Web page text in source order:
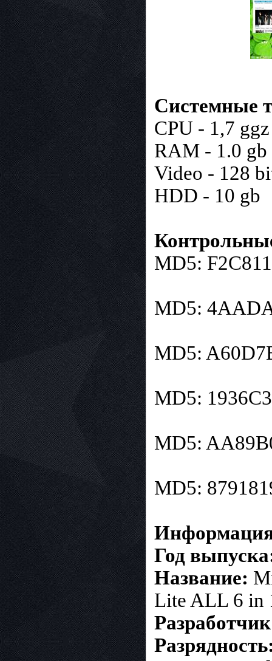
Системные
CPU - 1,7 ggz
RAM - 1.0 gb
Video - 128
HDD - 10 gb
MD5:
MD5:
MD5:
MD5:
MD5:
MD5:
Год
Название:
Lite ALL 6 in